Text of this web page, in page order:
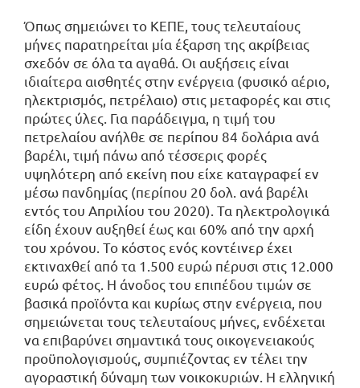
Όπως σημειώνει το ΚΕΠΕ, τους τελευταίους
μήνες παρατηρείται μία έξαρση της ακρίβειας
σχεδόν σε όλα τα αγαθά. Οι αυξήσεις είναι
ιδιαίτερα αισθητές στην ενέργεια (φυσικό αέριο,
ηλεκτρισμός, πετρέλαιο) στις μεταφορές και στις
πρώτες ύλες. Για παράδειγμα, η τιμή του
πετρελαίου ανήλθε σε περίπου 84 δολάρια ανά
βαρέλι, τιμή πάνω από τέσσερις φορές
υψηλότερη από εκείνη που είχε καταγραφεί εν
μέσω πανδημίας (περίπου 20 δολ. ανά βαρέλι
εντός του Απριλίου του 2020). Τα ηλεκτρολογικά
είδη έχουν αυξηθεί έως και 60% από την αρχή
του χρόνου. Το κόστος ενός κοντέινερ έχει
εκτιναχθεί από τα 1.500 ευρώ πέρυσι στις 12.000
ευρώ φέτος. Η άνοδος του επιπέδου τιμών σε
βασικά προϊόντα και κυρίως στην ενέργεια, που
σημειώνεται τους τελευταίους μήνες, ενδέχεται
να επιβαρύνει σημαντικά τους οικογενειακούς
προϋπολογισμούς, συμπιέζοντας εν τέλει την
αγοραστική δύναμη των νοικοκυριών. Η ελληνική